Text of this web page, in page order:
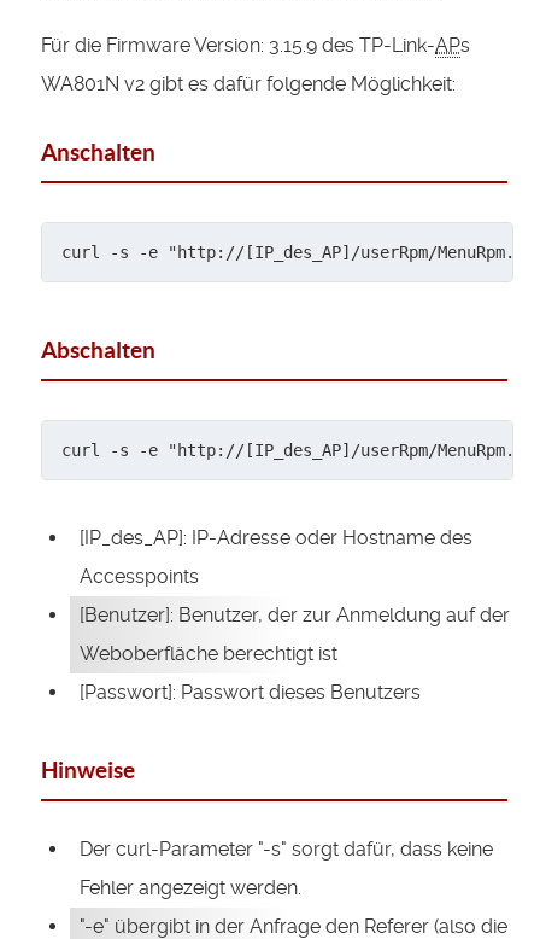
Für die Firmware Version: 3.15.9 des TP-Link-APs
WA801N v2 gibt es dafür folgende Möglichkeit:
Anschalten
curl -s -e "http://[IP_des_AP]/userRpm/
Abschalten
curl -s -e "http://[IP_des_AP]/userRpm/
[IP_des_AP]: IP-Adresse oder Hostname des
Accesspoints
[Benutzer]: Benutzer, der zur Anmeldung auf der
Weboberfläche berechtigt ist
[Passwort]: Passwort dieses Benutzers
Hinweise
Der curl-Parameter "-s" sorgt dafür, dass keine
Fehler angezeigt werden.
"-e" übergibt in der Anfrage den Referer (also die